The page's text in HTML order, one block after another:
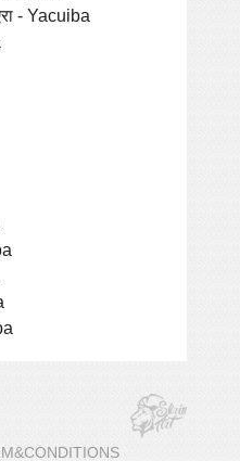
- Yacuiba